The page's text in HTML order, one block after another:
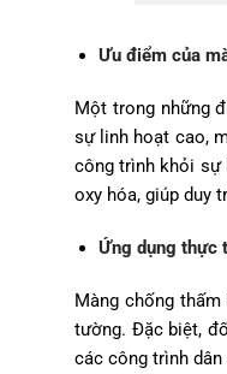
Ưu điểm của
Một trong những
sự linh hoạt cao,
công trình khỏi sự
oxy hóa, giúp duy
Ứng dụng thực
Màng chống
tường. Đặc biệt,
các công trình